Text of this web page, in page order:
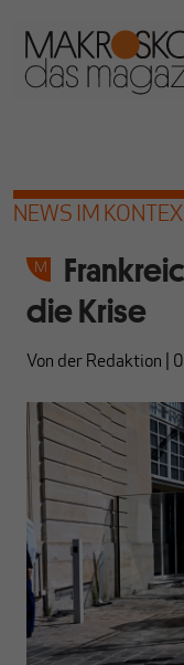
NEWS IM
die Krise
Von der Redaktion